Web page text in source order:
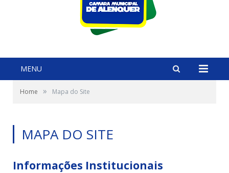
MENU
Home » Mapa do Site
MAPA DO SITE
Informações Institucionais